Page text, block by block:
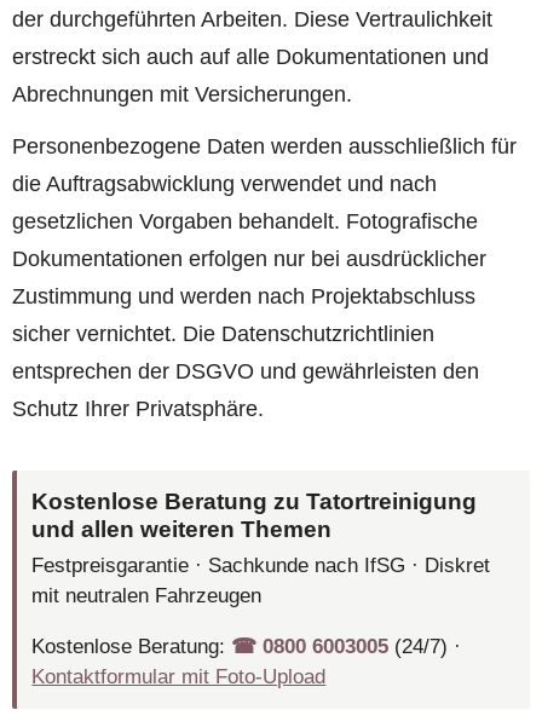
der durchgeführten Arbeiten. Diese Vertraulichkeit
erstreckt sich auch auf alle Dokumentationen und
Abrechnungen mit Versicherungen.
Personenbezogene Daten werden ausschließlich für
die Auftragsabwicklung verwendet und nach
gesetzlichen Vorgaben behandelt. Fotografische
Dokumentationen erfolgen nur bei ausdrücklicher
Zustimmung und werden nach Projektabschluss
sicher vernichtet. Die Datenschutzrichtlinien
entsprechen der DSGVO und gewährleisten den
Schutz Ihrer Privatsphäre.
Kostenlose Beratung zu Tatortreinigung
und allen weiteren Themen
Festpreisgarantie · Sachkunde nach IfSG · Diskret
mit neutralen Fahrzeugen
Kostenlose Beratung: ☎︎ 0800 6003005 (24/7) ·
Kontaktformular mit Foto-Upload